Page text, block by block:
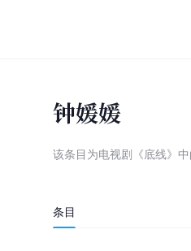
钟媛媛
该条目为电视剧《底线》
条目